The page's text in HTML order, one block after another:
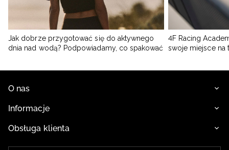
Jak dobrze przygotować się do aktywnego
dnia nad wodą? Podpowiadamy, co spakować
4F Racing
swoje miejsce na
O nas
Informacje
Obsługa klienta